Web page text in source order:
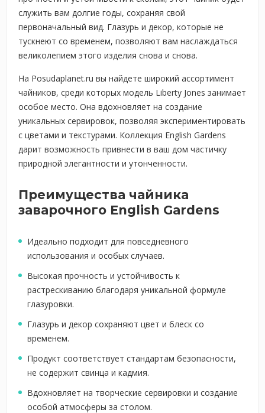
служить вам долгие годы, сохраняя свой
первоначальный вид. Глазурь и декор, которые не
тускнеют со временем, позволяют вам наслаждаться
великолепием этого изделия снова и снова.
На Posudaplanet.ru вы найдете широкий ассортимент
чайников, среди которых модель Liberty Jones занимает
особое место. Она вдохновляет на создание
уникальных сервировок, позволяя экспериментировать
с цветами и текстурами. Коллекция English Gardens
дарит возможность привнести в ваш дом частичку
природной элегантности и утонченности.
Преимущества чайника
заварочного English Gardens
Идеально подходит для повседневного
использования и особых случаев.
Высокая прочность и устойчивость к
растрескиванию благодаря уникальной формуле
глазуровки.
Глазурь и декор сохраняют цвет и блеск со
временем.
Продукт соответствует стандартам безопасности,
не содержит свинца и кадмия.
Вдохновляет на творческие сервировки и создание
особой атмосферы за столом.